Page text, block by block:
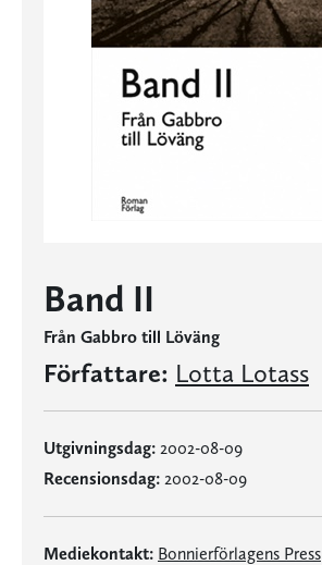
Band II
Från Gabbro till Löväng
Författare: Lotta Lotass
Utgivningsdag: 2002-08-09
Recensionsdag: 2002-08-09
Mediekontakt: Bonnierförlagens Press